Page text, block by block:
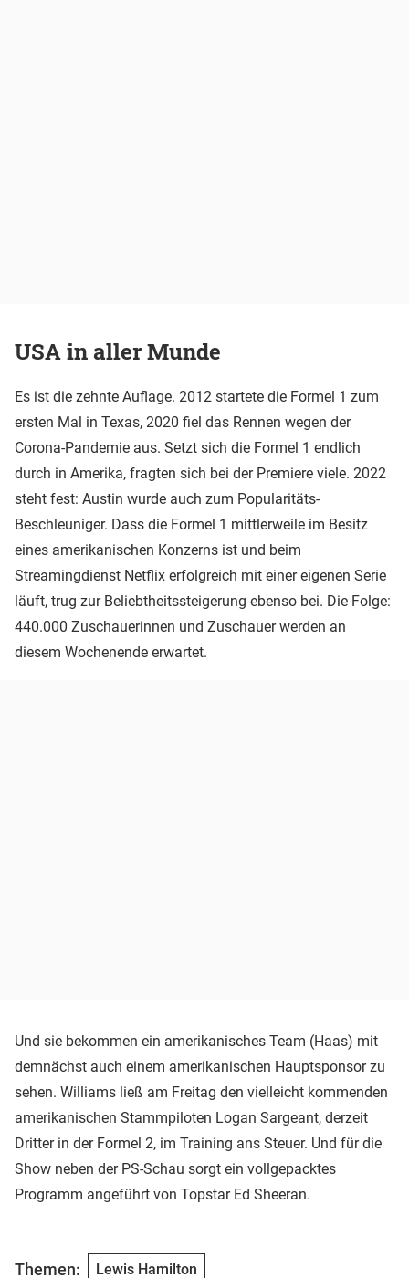
USA in aller Munde
Es ist die zehnte Auflage. 2012 startete die Formel 1 zum
ersten Mal in Texas, 2020 fiel das Rennen wegen der
Corona-Pandemie aus. Setzt sich die Formel 1 endlich
durch in Amerika, fragten sich bei der Premiere viele. 2022
steht fest: Austin wurde auch zum Popularitäts-
Beschleuniger. Dass die Formel 1 mittlerweile im Besitz
eines amerikanischen Konzerns ist und beim
Streamingdienst Netflix erfolgreich mit einer eigenen Serie
läuft, trug zur Beliebtheitssteigerung ebenso bei. Die Folge:
440.000 Zuschauerinnen und Zuschauer werden an
diesem Wochenende erwartet.
Und sie bekommen ein amerikanisches Team (Haas) mit
demnächst auch einem amerikanischen Hauptsponsor zu
sehen. Williams ließ am Freitag den vielleicht kommenden
amerikanischen Stammpiloten Logan Sargeant, derzeit
Dritter in der Formel 2, im Training ans Steuer. Und für die
Show neben der PS-Schau sorgt ein vollgepacktes
Programm angeführt von Topstar Ed Sheeran.
Themen: Lewis Hamilton